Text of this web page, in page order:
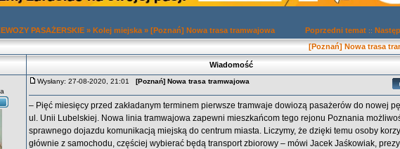
PASAŻERSKIE » Kolej miejska » [Poznań] Nowa trasa tramwajowa Poprzedni temat ::
[Poznań] Nowa trasa
Wiadomość
Wysłany: 27-08-2020, 21:01 [Poznań] Nowa trasa tramwajowa
– Pięć miesięcy przed zakładanym terminem pierwsze tramwaje dowiozą pasażerów do nowej
ul. Unii Lubelskiej. Nowa linia tramwajowa zapewni mieszkańcom tego rejonu Poznania
sprawnego dojazdu komunikacją miejską do centrum miasta. Liczymy, że dzięki temu osoby
głównie z samochodu, częściej wybierać będą transport zbiorowy – mówi Jacek Jaśkowiak,